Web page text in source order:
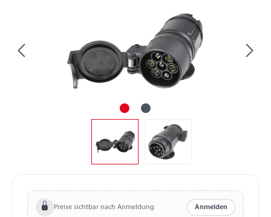
Preise sichtbar nach Anmeldung Anmelden